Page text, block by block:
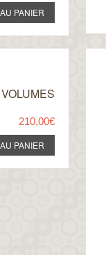
210,00€